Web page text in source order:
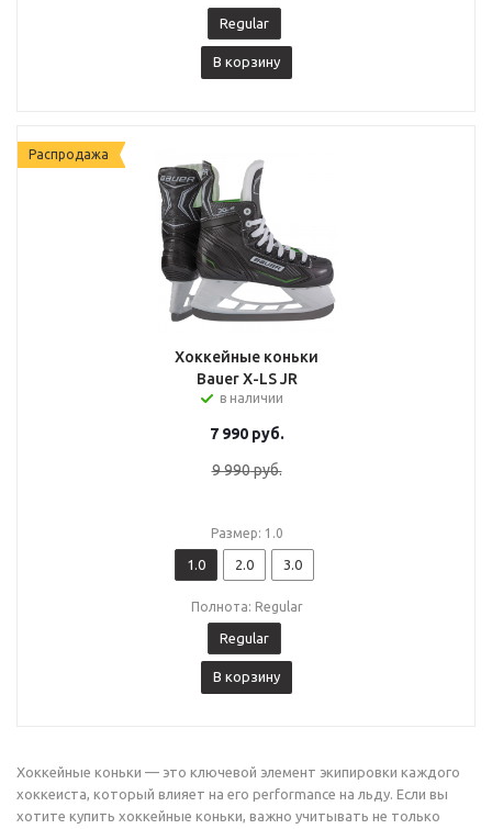
Regular
В корзину
Распродажа
Хоккейные коньки
Bauer X-LS JR
в наличии
7 990руб.
9 990руб.
Размер: 1.0
1.0 2.0 3.0
Полнота: Regular
Regular
В корзину
Хоккейные коньки — это ключевой элемент экипировки каждого
хоккеиста, который влияет на его performance на льду. Если вы
хотите купить хоккейные коньки, важно учитывать не только